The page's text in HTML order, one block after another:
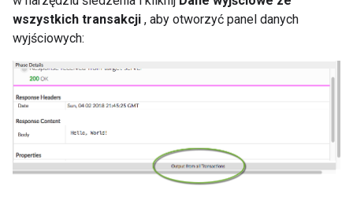
wszystkich transakcji , aby otworzyć panel danych
wyjściowych: